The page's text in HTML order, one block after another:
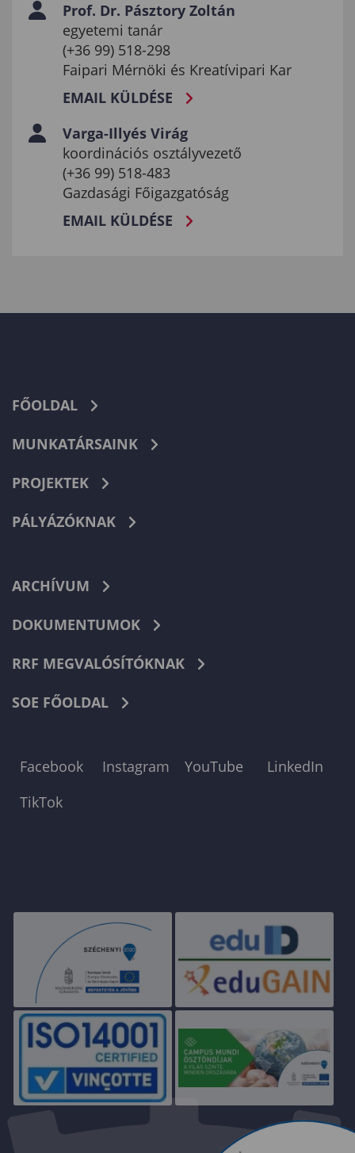
Prof. Dr. Pásztory Zoltán
egyetemi tanár
(+36 99) 518-298
Faipari Mérnöki és Kreatívipari Kar
EMAIL KÜLDÉSE
Varga-Illyés Virág
koordinációs osztályvezető
(+36 99) 518-483
Gazdasági Főigazgatóság
EMAIL KÜLDÉSE
FŐOLDAL
MUNKATÁRSAINK
PROJEKTEK
PÁLYÁZÓKNAK
ARCHÍVUM
DOKUMENTUMOK
RRF MEGVALÓSÍTÓKNAK
SOE FŐOLDAL
Facebook Instagram YouTube
LinkedIn
TikTok